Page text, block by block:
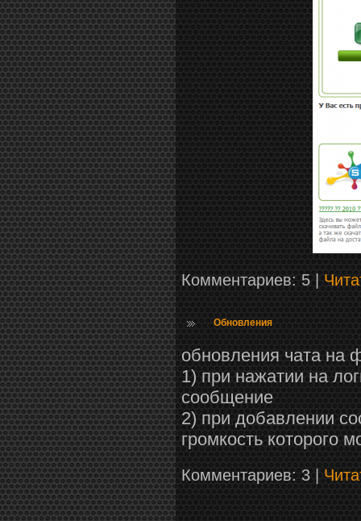
Комментариев: 5 |
Обновления
обновления чата на
1) при нажатии на
сообщение
2) при добавлении
громкость которого
Комментариев: 3 |